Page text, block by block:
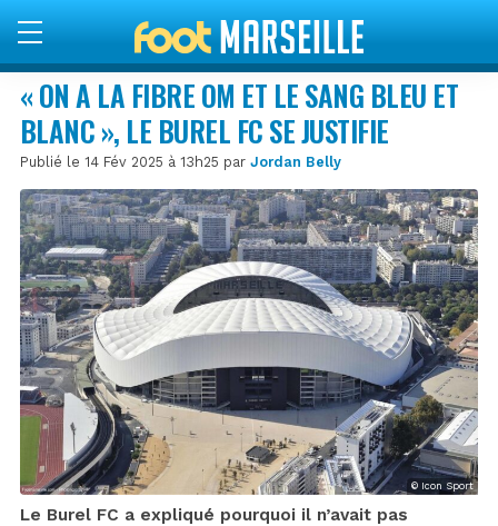
« ON A LA FIBRE OM ET LE SANG BLEU ET
BLANC », LE BUREL FC SE JUSTIFIE
Publié le 14 Fév 2025 à 13h25 par Jordan Belly
© Icon Sport
Le Burel FC a expliqué pourquoi il n’avait pas